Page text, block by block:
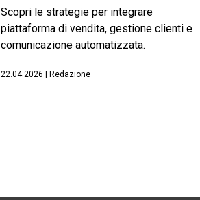
Scopri le strategie per integrare
piattaforma di vendita, gestione clienti e
comunicazione automatizzata.
22.04.2026 Redazione